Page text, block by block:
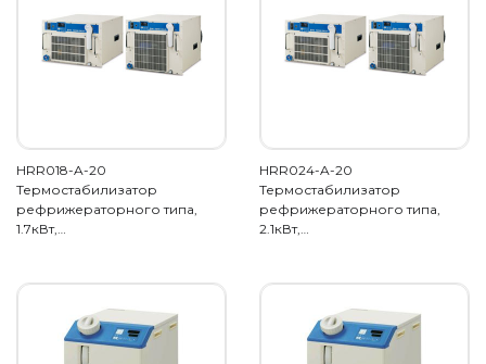
HRR018-A-20
Термостабилизатор
рефрижераторного типа,
1.7кВт,…
HRR024-A-20
Термостабилизатор
рефрижераторного типа,
2.1кВт,…